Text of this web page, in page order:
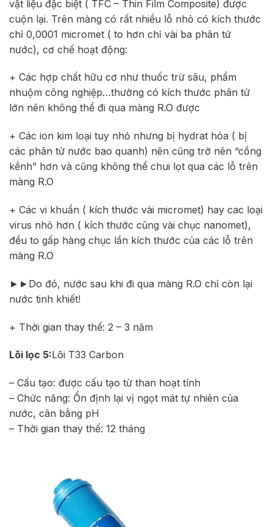
vật liệu đặc biệt ( TFC – Thin Film Composite) được
cuộn lại. Trên màng có rất nhiều lỗ nhỏ có kích thước
chỉ 0,0001 micromet ( to hơn chỉ vài ba phân tử
nước), cơ chế hoạt động:
+ Các hợp chất hữu cơ như thuốc trừ sâu, phẩm
nhuộm công nghiệp…thường có kích thước phân tử
lớn nên không thể đi qua màng R.O được
+ Các ion kim loại tuy nhỏ nhưng bị hydrat hóa ( bị
các phân tử nước bao quanh) nên cũng trở nên “cồng
kềnh” hơn và cũng không thể chui lọt qua các lỗ trên
màng R.O
+ Các vi khuẩn ( kích thước vài micromet) hay cac loại
virus nhỏ hơn ( kích thước cũng vài chục nanomet),
đều to gấp hàng chục lần kích thước của các lỗ trên
màng R.O
►►Do đó, nước sau khi đi qua màng R.O chỉ còn lại
nước tinh khiết!
+ Thời gian thay thế: 2 – 3 năm
Lõi lọc 5:Lõi T33 Carbon
– Cấu tạo: được cấu tạo từ than hoạt tính
– Chức năng: Ổn định lại vị ngọt mát tự nhiên của
nước, cân bằng pH
– Thời gian thay thế: 12 tháng